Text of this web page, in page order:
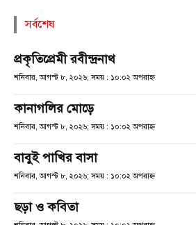
সর্বশেষ
প্রকৃতিপ্রেমী রবীন্দ্রনাথ
শনিবার, আগস্ট ৮, ২০২৬; সময় : ১০:০২ অপরাহ্ণ
কানাগলির মোড়ে
শনিবার, আগস্ট ৮, ২০২৬; সময় : ১০:০২ অপরাহ্ণ
বাবুই পাখির বাসা
শনিবার, আগস্ট ৮, ২০২৬; সময় : ১০:০২ অপরাহ্ণ
ছড়া ও কবিতা